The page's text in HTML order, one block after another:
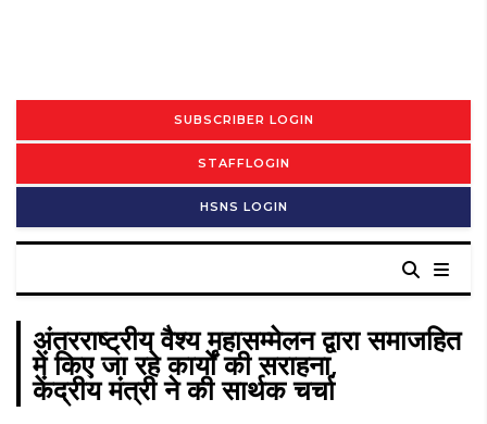
SUBSCRIBER LOGIN
STAFFLOGIN
HSNS LOGIN
अंतरराष्ट्रीय वैश्य महासम्मेलन द्वारा समाजहित
में किए जा रहे कार्यों की सराहना,
केंद्रीय मंत्री ने की सार्थक चर्चा